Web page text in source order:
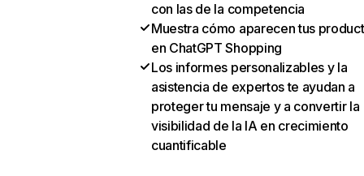
con las de la competencia
Muestra cómo aparecen tus
en ChatGPT Shopping
Los informes personalizables y la
asistencia de expertos te ayudan a
proteger tu mensaje y a convertir la
visibilidad de la IA en crecimiento
cuantificable